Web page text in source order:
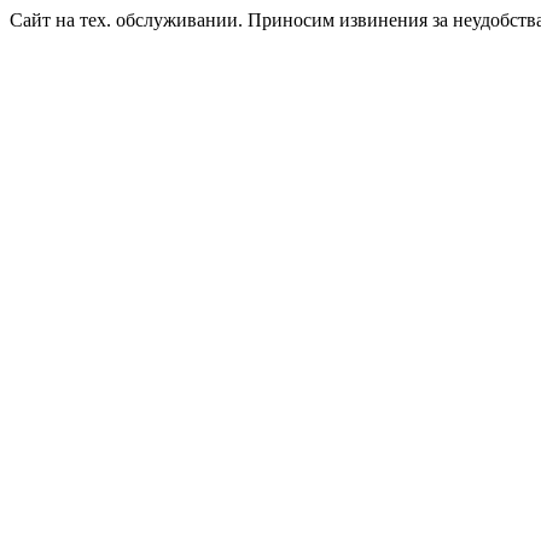
Сайт на тех. обслуживании. Приносим извинения за